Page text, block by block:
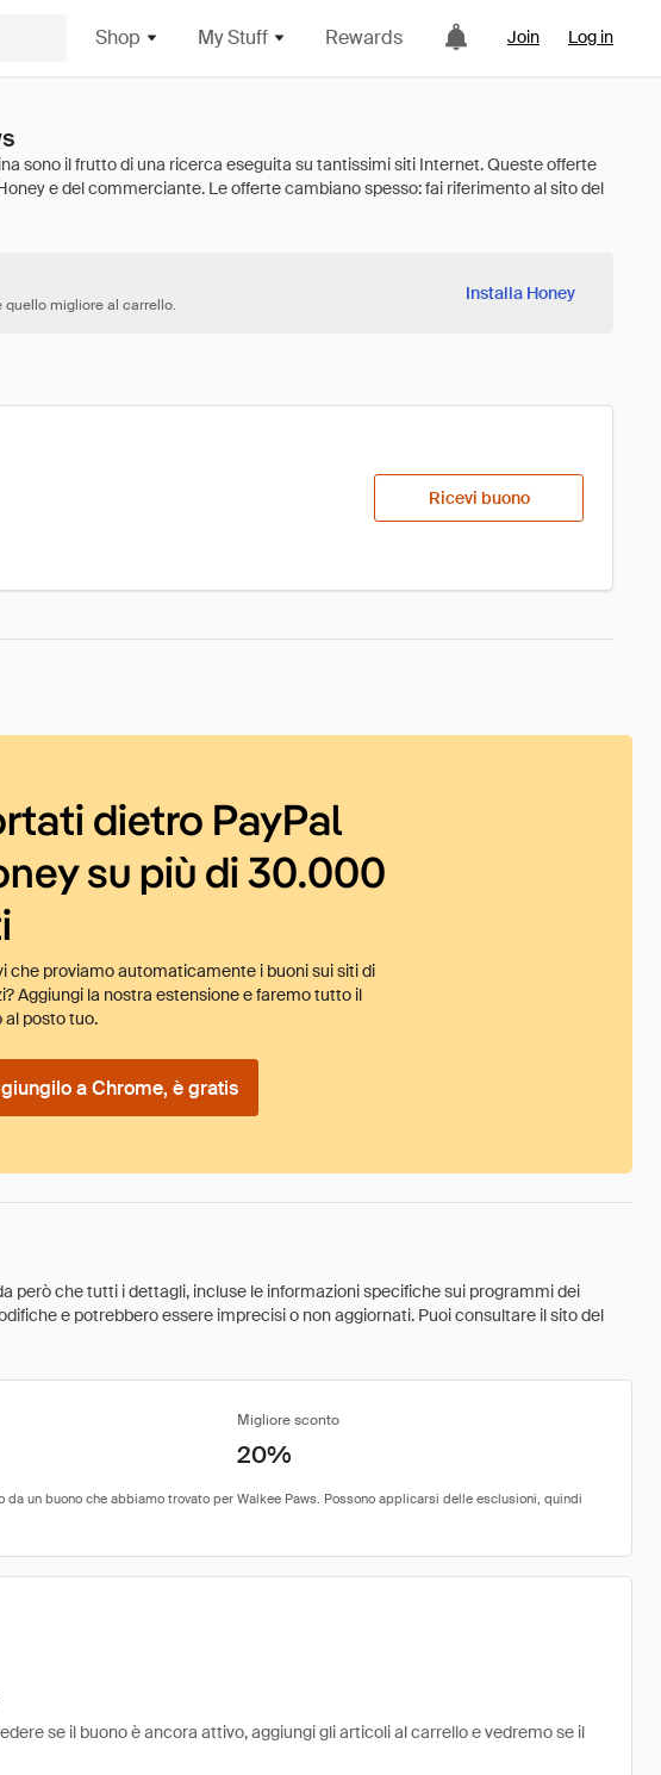
Shop My Stuff Rewards Join Log in
migliore al carrello.
Installa Honey
Ricevi buono
dietro PayPal
su più di 30.000
che proviamo automaticamente i buoni sui siti di
Aggiungi la nostra estensione e faremo tutto il
al posto tuo.
a Chrome, è gratis
però che tutti i dettagli, incluse le informazioni specifiche sui programmi dei
e potrebbero essere imprecisi o non aggiornati. Puoi consultare il sito del
Migliore sconto
20%
se il buono è ancora attivo, aggiungi gli articoli al carrello e vedremo se il